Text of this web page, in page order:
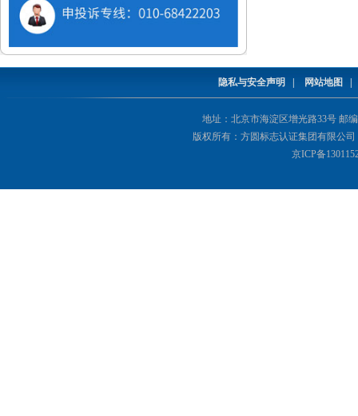
隐私与安全声明 | 网站地图
地址：北京市海淀区增光路33号 邮编
版权所有：方圆标志认证集团有限公司
京ICP备